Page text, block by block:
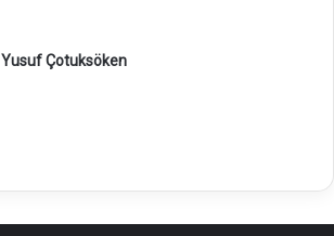
Yusuf Çotuksöken